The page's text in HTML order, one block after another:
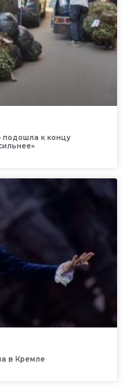
подошла к концу
в Кремле